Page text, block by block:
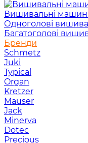
Вишивальні
Одноголові
Багатоголові
Бренди
Schmetz
Juki
Typical
Organ
Kretzer
Mauser
Jack
Minerva
Dotec
Precious